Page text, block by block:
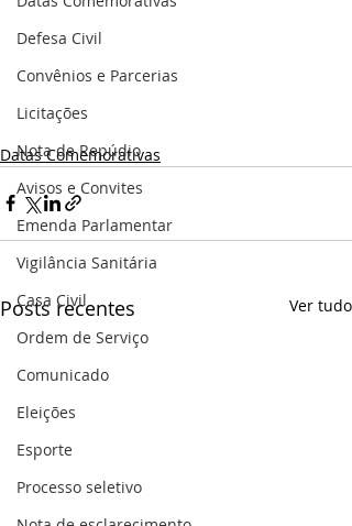
Defesa Civil
Convênios e Parcerias
Licitações
Nota de Repúdio
Avisos e Convites
Emenda Parlamentar
Vigilância Sanitária
Casa Civil
Ordem de Serviço
Comunicado
Eleições
Esporte
Processo seletivo
Datas Comemorativas
Posts recentes Ver tudo